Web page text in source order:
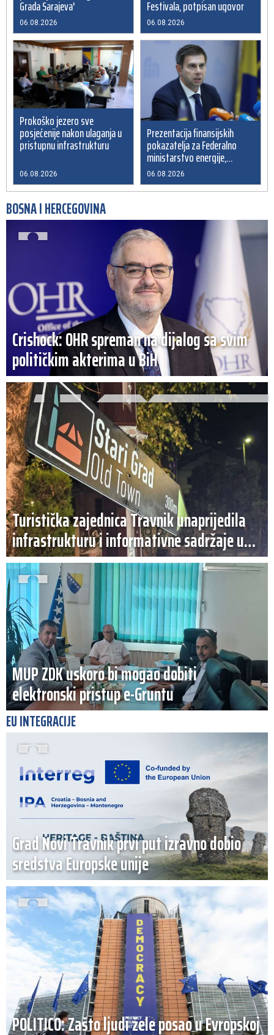
heritage project
Grada Sarajeva'
06.08.2026
Festivala, potpisan ugovor
06.08.2026
Prokoško jezero sve
posjećenije nakon ulaganja u
pristupnu infrastrukturu
06.08.2026
Prezentacija finansijskih
pokazatelja za Federalno
ministarstvo energije,
rudarstva i industrije
06.08.2026
BOSNA I HERCEGOVINA
Crishock: OHR spreman na dijalog sa svim
političkim akterima u BiH
Turistička zajednica Travnik unaprijedila
infrastrukturu i informativne sadržaje u
središtu grada
MUP ZDK uskoro bi mogao dobiti
elektronski pristup e-Gruntu
EU INTEGRACIJE
Grad Novi Travnik prvi put izravno dobio
sredstva Europske unije
POLITICO: Zašto ljudi žele posao u Evropskoj